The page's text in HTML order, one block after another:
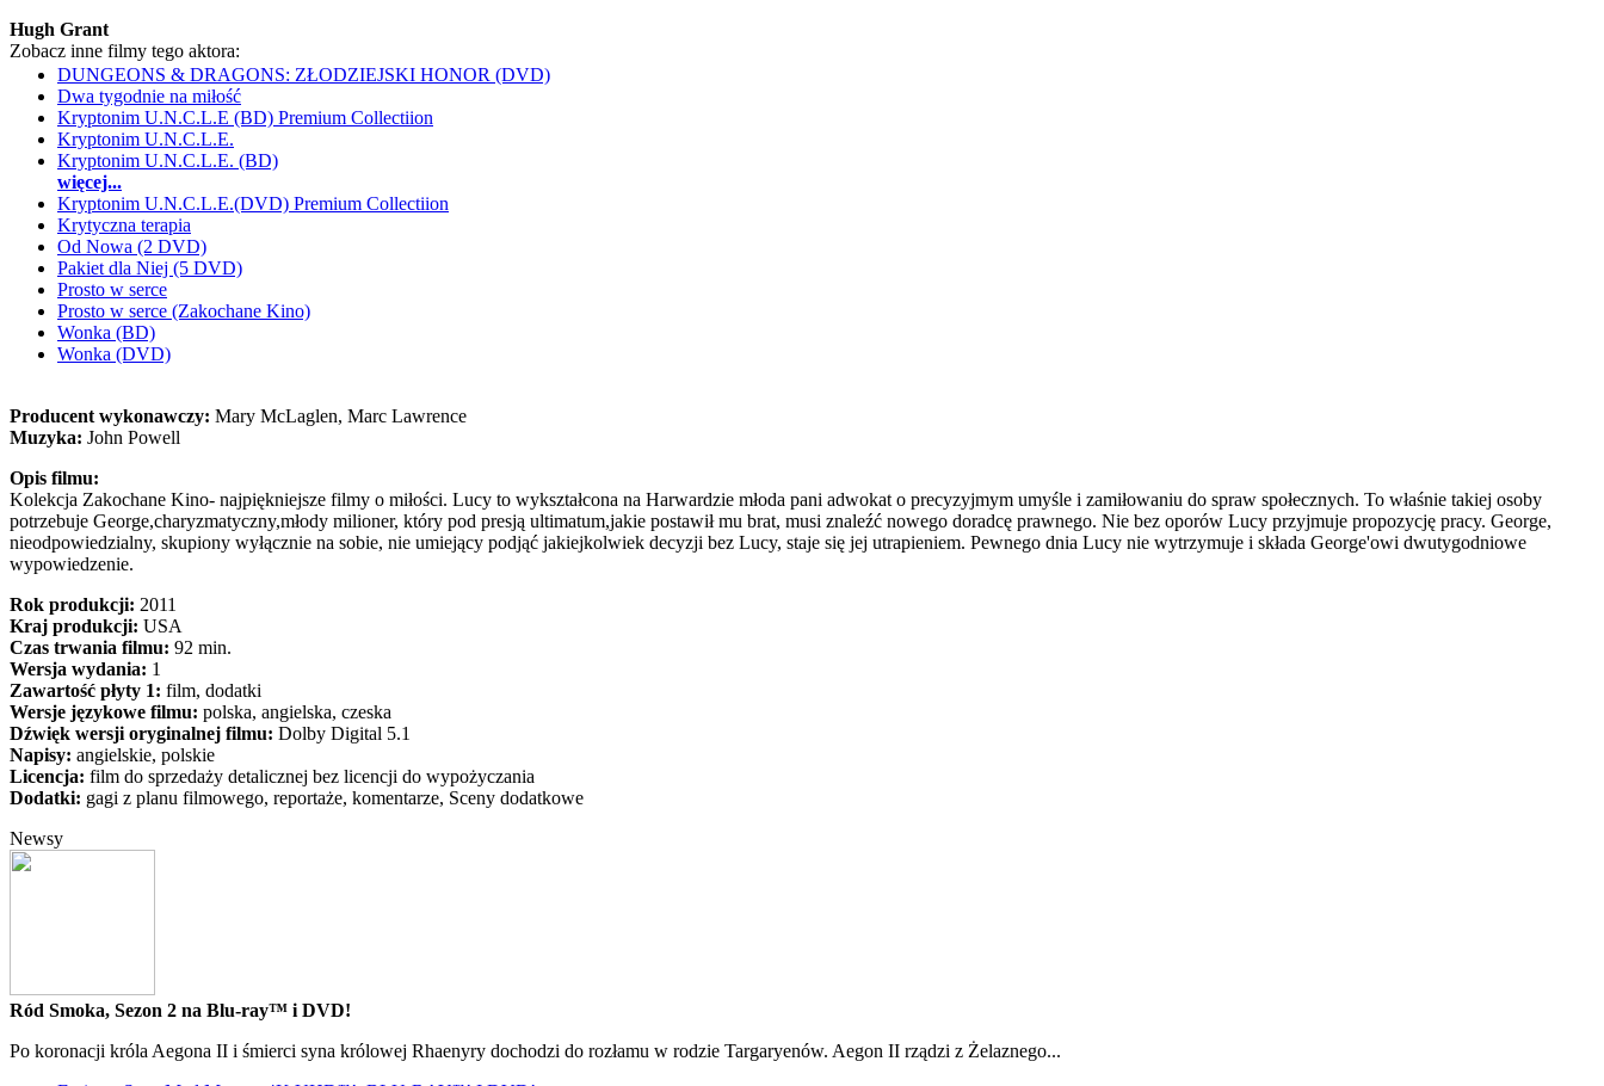
Hugh Grant
Zobacz inne filmy tego aktora:
DUNGEONS & DRAGONS: ZŁODZIEJSKI HONOR (DVD)
Dwa tygodnie na miłość
Kryptonim U.N.C.L.E (BD) Premium Collectiion
Kryptonim U.N.C.L.E.
Kryptonim U.N.C.L.E. (BD)
więcej...
Kryptonim U.N.C.L.E.(DVD) Premium Collectiion
Krytyczna terapia
Od Nowa (2 DVD)
Pakiet dla Niej (5 DVD)
Prosto w serce
Prosto w serce (Zakochane Kino)
Wonka (BD)
Wonka (DVD)
Producent wykonawczy: Mary McLaglen, Marc Lawrence
Muzyka: John Powell
Opis filmu:
Kolekcja Zakochane Kino- najpiękniejsze filmy o miłości. Lucy to wykształcona na Harwardzie młoda pani adwokat o precyzyjmym umyśle i zamiłowaniu do spraw społecznych. To właśnie takiej osoby
potrzebuje George,charyzmatyczny,młody milioner, który pod presją ultimatum,jakie postawił mu brat, musi znaleźć nowego doradcę prawnego. Nie bez oporów Lucy przyjmuje propozycję pracy. George,
nieodpowiedzialny, skupiony wyłącznie na sobie, nie umiejący podjąć jakiejkolwiek decyzji bez Lucy, staje się jej utrapieniem. Pewnego dnia Lucy nie wytrzymuje i składa George'owi dwutygodniowe
wypowiedzenie.
Rok produkcji: 2011
Kraj produkcji: USA
Czas trwania filmu: 92 min.
Wersja wydania: 1
Zawartość płyty 1: film, dodatki
Wersje językowe filmu: polska, angielska, czeska
Dźwięk wersji oryginalnej filmu: Dolby Digital 5.1
Napisy: angielskie, polskie
Licencja: film do sprzedaży detalicznej bez licencji do wypożyczania
Dodatki: gagi z planu filmowego, reportaże, komentarze, Sceny dodatkowe
Newsy
Ród Smoka, Sezon 2 na Blu-ray™ i DVD!
Po koronacji króla Aegona II i śmierci syna królowej Rhaenyry dochodzi do rozłamu w rodzie Targaryenów. Aegon II rządzi z Żelaznego...